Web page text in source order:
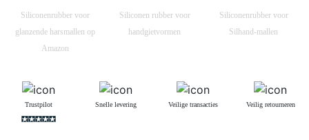
Siliconenrubber voor
glanzende harsmallen op
Amazon
Siliconen rubber voor
handgietvormen
Siliconenrubber voor
Silhand-mallen
Trustpilot Snelle levering Veilige transacties Veilig retourneren